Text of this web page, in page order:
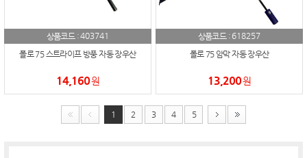
상품코드 :403741
폴로 75 스트라이프 방풍 자동 장우산
14,160원
상품코드 : 618257
폴로 75 암막 자동 장우산
13,200원
1 2 3 4 5